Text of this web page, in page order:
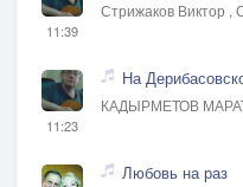
11:39
Стрижаков Виктор ,
11:23
На
КАДЫРМЕТОВ
Любовь на раз